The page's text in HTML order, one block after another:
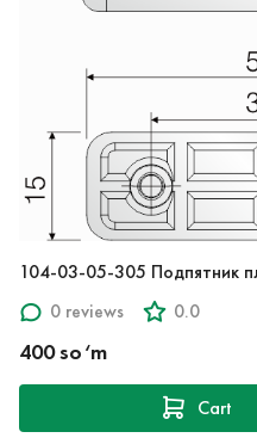
104-03-05-305 Подпятник
0 reviews
0.0
400 so‘m
Cart